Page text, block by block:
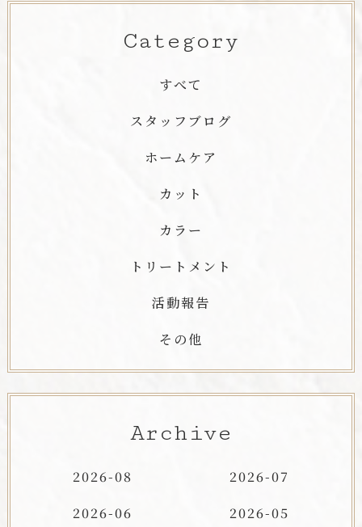
Category
すべて
スタッフブログ
ホームケア
カット
カラー
トリートメント
活動報告
その他
Archive
2026-08
2026-07
2026-06
2026-05